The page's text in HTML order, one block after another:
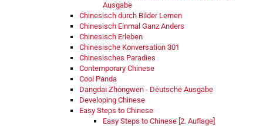
Ausgabe
Chinesisch durch Bilder Lernen
Chinesisch Einmal Ganz Anders
Chinesisch Erleben
Chinesische Konversation 301
Chinesisches Paradies
Contemporary Chinese
Cool Panda
Dangdai Zhongwen - Deutsche Ausgabe
Developing Chinese
Easy Steps to Chinese
Easy Steps to Chinese [2. Auflage]